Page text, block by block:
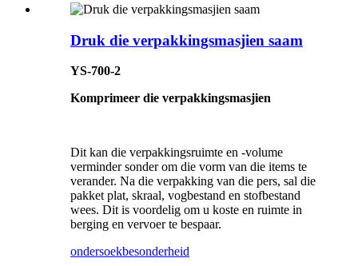
Druk die verpakkingsmasjien saam
YS-700-2
Komprimeer die verpakkingsmasjien
Dit kan die verpakkingsruimte en -volume
verminder sonder om die vorm van die items te
verander. Na die verpakking van die pers, sal die
pakket plat, skraal, vogbestand en stofbestand
wees. Dit is voordelig om u koste en ruimte in
berging en vervoer te bespaar.
ondersoekbesonderheid